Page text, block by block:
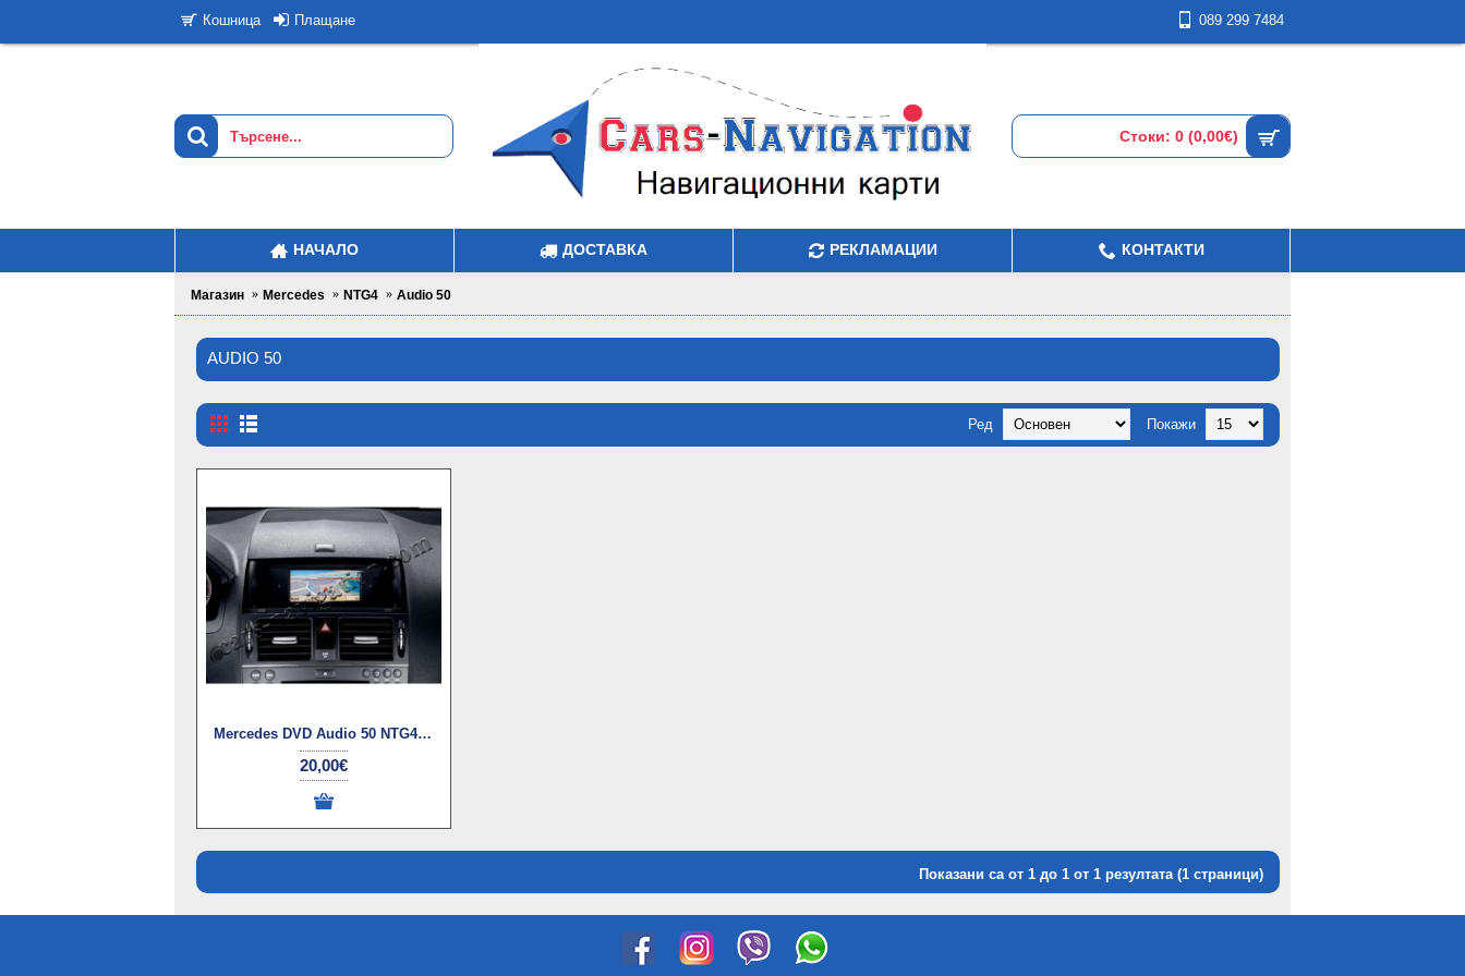
Кошница Плащане 089 299 7484
Стоки: 0 (0,00€)
НАЧАЛО ДОСТАВКА РЕКЛАМАЦИИ КОНТАКТИ
Магазин Mercedes NTG4 Audio 50
AUDIO 50
Покажи
Ред
Mercedes DVD Audio 50 NTG4 навигационен диск
20,00€
Показани са от 1 до 1 от 1 резултата (1 страници)